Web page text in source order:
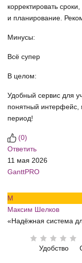
корректировать
и планирование.
Минусы:
Всё супер
В целом:
Удобный сервис для
понятный интерфейс,
период!
(0)
Ответить
11 мая 2026
GanttPRO
М
Максим Шелков
«Надёжная система
Удобство